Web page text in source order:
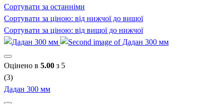
Сортувати за останніми
Сортувати за ціною: від нижчої до вищої
Сортувати за ціною: від вищої до нижчої
Оцінено в 5.00 з 5
(3)
Дадан 300 мм